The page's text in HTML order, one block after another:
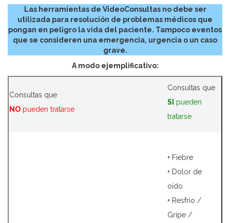
Las herramientas de VideoConsultas no debe ser
utilizada para resolución de problemas médicos que
pongan en peligro la vida del paciente. Tampoco eventos
que se consideren una emergencia, urgencia o un caso
grave.
A modo ejemplificativo:
Consultas que
NO pueden tratarse
Consultas que
SI
pueden
tratarse
+ Fiebre
+ Dolor de
oído
+ Resfrío /
Gripe /